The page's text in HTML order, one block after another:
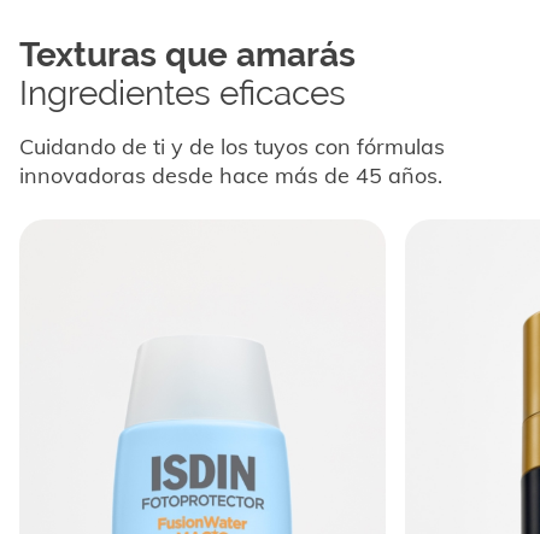
Texturas que amarás
Ingredientes eficaces
Cuidando de ti y de los tuyos con fórmulas
innovadoras desde hace más de 45 años.